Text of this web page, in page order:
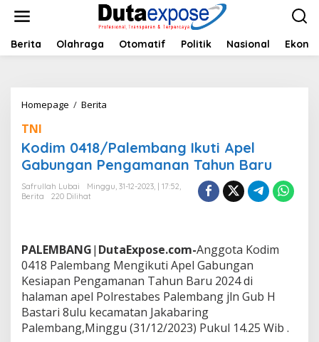
t
Berita Olahraga Otomatif Politik Nasional
Homepage / Berita
i
m
0
1
a
l
e
m
b
a
g
TNI
Kodim 0418/Palembang Ikuti Apel
Gabungan Pengamanan Tahun Baru
Safrullah Lubai
Minggu, 31-12-2023, | 17:52,
Berita
220 Dilihat
PALEMBANG| DutaExpose.com-Anggota Kodim
0418 Palembang Mengikuti Apel Gabungan
Kesiapan Pengamanan Tahun Baru 2024 di
halaman apel Polrestabes Palembang jln Gub H
Bastari 8ulu kecamatan Jakabaring
Palembang,Minggu (31/12/2023) Pukul 14.25 Wib .